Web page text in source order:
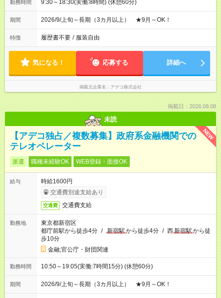
勤務時間 9:30～18:30(実働:8時間) (休憩60分)
期間 2026/9/上旬～長期（3カ月以上） ★9月～OK！
特徴 履歴書不要 / 服装自由
気になる！ 応募する 詳細へ
掲載元企業名 アデコ株式会社
掲載日：2026.08.08
未読
NEW
【アデコ独占／複数募集】政府系金融機関での
テレオペレーター
派遣 職種未経験OK WEB登録・面接OK
給与
時給1600円
交通費別途支給あり
交通費 交通費支給
勤務地
東京都新宿区
都庁前駅から徒歩4分 / 新宿駅から徒歩4分 / 西新宿駅から徒
歩10分
金融;官公庁・財団関連
勤務時間 10:50～19:05(実働:7時間15分) (休憩60分)
期間 2026/9/上旬～長期（3カ月以上） ★9月～OK！